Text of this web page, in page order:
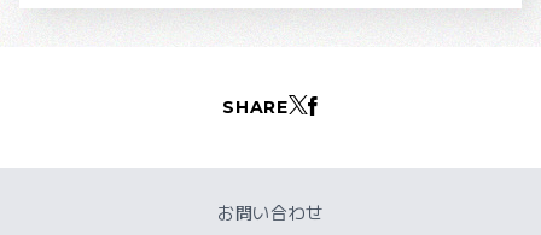
SHARE
お問い合わせ